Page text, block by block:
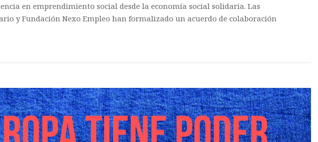
en emprendimiento social desde la economía social solidaria. Las
y Fundación Nexo Empleo han formalizado un acuerdo de colaboración